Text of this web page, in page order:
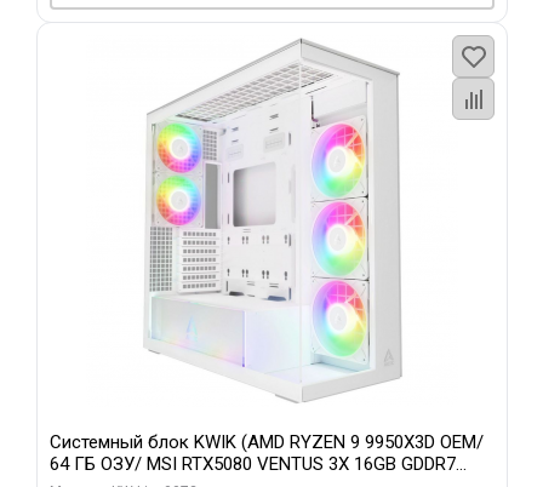
Системный блок KWIK (AMD RYZEN 9 9950X3D OEM/
64 ГБ ОЗУ/ MSI RTX5080 VENTUS 3X 16GB GDDR7